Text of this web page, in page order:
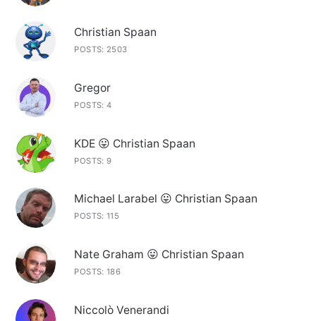
Christian Spaan
POSTS: 2503
Gregor
POSTS: 4
KDE 😛 Christian Spaan
POSTS: 9
Michael Larabel 😛 Christian Spaan
POSTS: 115
Nate Graham 😛 Christian Spaan
POSTS: 186
Niccolò Venerandi